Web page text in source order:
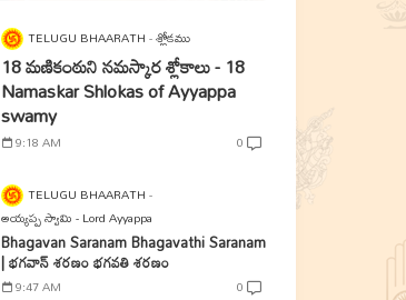
TELUGU BHAARATH శ్లోకము
18 మణికంఠుని నమస్కార శ్లోకాలు - 18
Namaskar Shlokas of Ayyappa
swamy
9:18 AM 0
TELUGU BHAARATH
అయ్యప్ప స్వామి - Lord Ayyappa
Bhagavan Saranam Bhagavathi Saranam
| భగవాన్ శరణం భగవతి శరణం
9:47 AM 0